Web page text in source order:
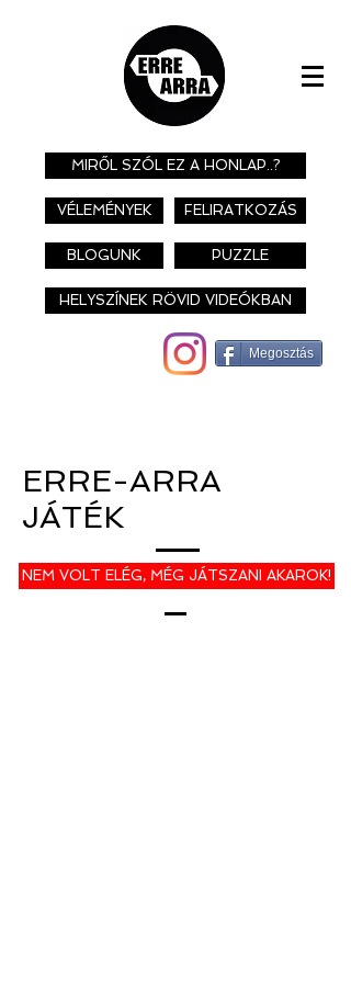
MIRŐL SZÓL EZ A HONLAP..?
VÉLEMÉNYEK FELIRATKOZÁS
BLOGUNK PUZZLE
HELYSZÍNEK RÖVID VIDEÓKBAN
Megosztás
ERRE-ARRA
JÁTÉK
NEM VOLT ELÉG, MÉG JÁTSZANI AKAROK!